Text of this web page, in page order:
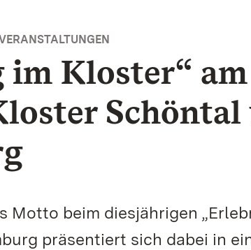
Kloster“ am
Motto beim diesjährigen
präsentiert sich dabei in